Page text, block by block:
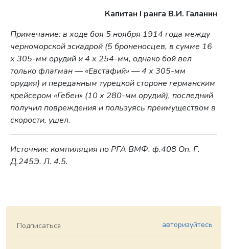
Капитан I ранга В.И. Галанин
Примечание: в ходе боя 5 ноября 1914 года между
черноморской эскадрой (5 броненосцев, в сумме 16
х 305-мм орудий и 4 х 254-мм, однако бой вел
только флагман — «Евстафий» — 4 х 305-мм
орудия) и переданным турецкой стороне германским
крейсером «Гебен» (10 х 280-мм орудий), последний
получил повреждения и пользуясь преимуществом в
скорости, ушел.
Источник: компиляция по РГА ВМФ. ф.408 On. Г.
Д.245Э. Л. 4.5.
Подписаться авторизуйтесь